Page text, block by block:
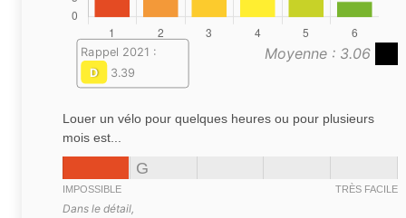
Moyenne : 3.06
Rappel 2021 :
D
3.39
Louer un vélo pour quelques heures ou pour plusieurs
mois est...
G
IMPOSSIBLE TRÈS FACILE
Dans le détail,